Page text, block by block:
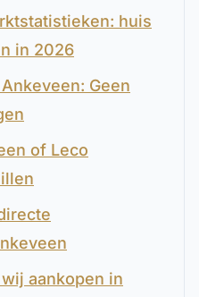
huis
in 2026
Geen
of Leco
aankopen in